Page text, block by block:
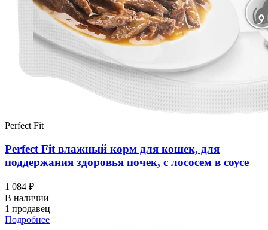
Perfect Fit
Perfect Fit влажный корм для кошек, для
поддержания здоровья почек, с лососем в соусе
1 084 ₽
В наличии
1 продавец
Подробнее